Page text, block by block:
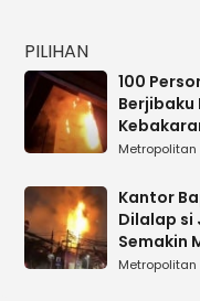
PILIHAN
100
Berjibaku
Bapenda
Metropolitan
Kantor
Dilalap si
Semakin
Metropolitan